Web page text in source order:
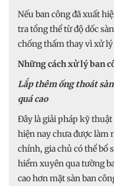
Nếu ban công đã xuất
tra tổng thể từ độ dốc
chống thấm thay vì xử
Những cách xử lý ban
Lắp thêm ống thoát
quá cao
Đây là giải pháp kỹ
hiện nay chưa được làm
chính, gia chủ có thể bổ
hiểm xuyên qua tường
cao hơn mặt sàn ban